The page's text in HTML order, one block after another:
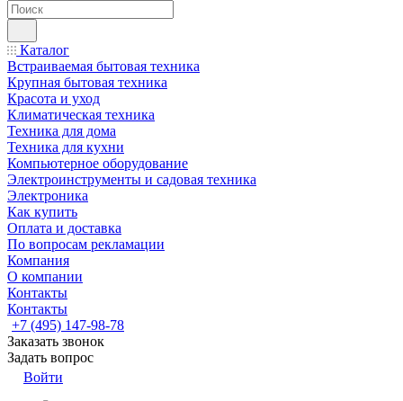
Каталог
Встраиваемая бытовая техника
Крупная бытовая техника
Красота и уход
Климатическая техника
Техника для дома
Техника для кухни
Компьютерное оборудование
Электроинструменты и садовая техника
Электроника
Как купить
Оплата и доставка
По вопросам рекламации
Компания
О компании
Контакты
Контакты
+7 (495) 147-98-78
Заказать звонок
Задать вопрос
Войти